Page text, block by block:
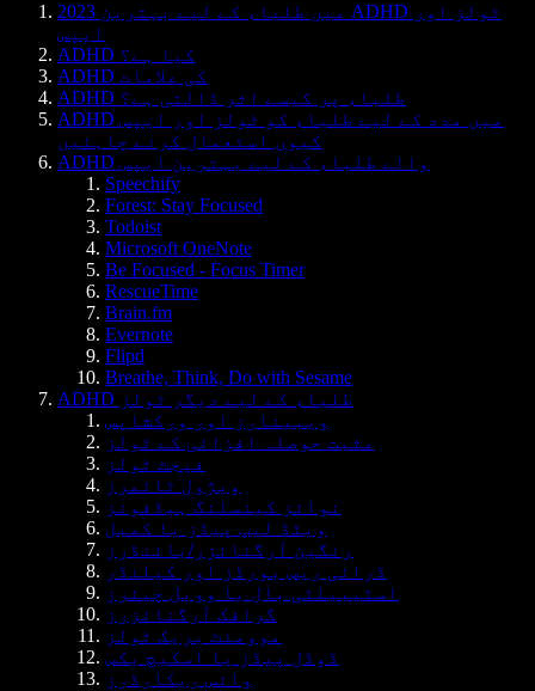
2023 میں طلباء کے لیے بہترین ADHD ٹولز اور
ایپس
ADHD کیا ہے؟
ADHD کی علامات
ADHD طلباء پر کیسے اثر ڈالتی ہے؟
ADHD میں مدد کے لیے طلباء کو ٹولز اور ایپس
کیوں استعمال کرنے چاہئیں
ADHD والے طلباء کے لیے بہترین ایپس
Speechify
Forest: Stay Focused
Todoist
Microsoft OneNote
Be Focused - Focus Timer
RescueTime
Brain.fm
Evernote
Flipd
Breathe, Think, Do with Sesame
ADHD طلباء کے لیے دیگر ٹولز
ویبینارز اور ورکشاپس
مثبت حوصلہ افزائی کے ٹولز
فیجٹ ٹولز
ویژول ٹائمرز
نوائز کینسلنگ ہیڈفونز
ویٹڈ لیپ پیڈز یا کمبل
رنگین آرگنائزر/بائنڈرز
ڈرائی ریس بورڈز اور کیلنڈر
اسٹیبیلٹی بال یا ووبل چیئرز
گرافک آرگنائزرز
موومنٹ بریک ٹولز
ڈوڈل پیڈز یا اسکیچ بکس
وائس ریکارڈرز